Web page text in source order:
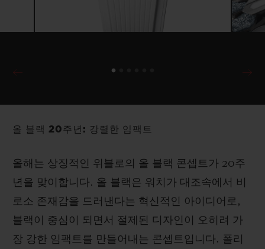
올 블랙 20주년: 강렬한 임팩트
올해는 상징적인 위블로의 올 블랙 콘셉트가 20주
년을 맞이합니다. 올 블랙은 워치가 대조속에서 비
로소 존재감을 드러낸다는 혁신적인 아이디어로,
블랙이 중심이 되면서 절제된 디자인이 오히려 가
장 강한 임팩트를 만들어내는 콘셉트입니다. 폴리